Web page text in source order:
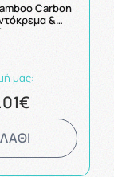
Carbon
&
με
μας: